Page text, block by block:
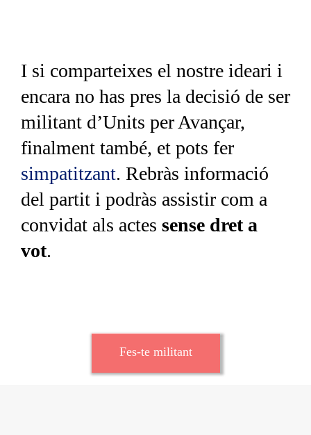
I si comparteixes el nostre ideari i
encara no has pres la decisió de ser
militant d’Units per Avançar,
finalment també, et pots fer
simpatitzant. Rebràs informació
del partit i podràs assistir com a
convidat als actes sense dret a
vot.
Fes-te militant